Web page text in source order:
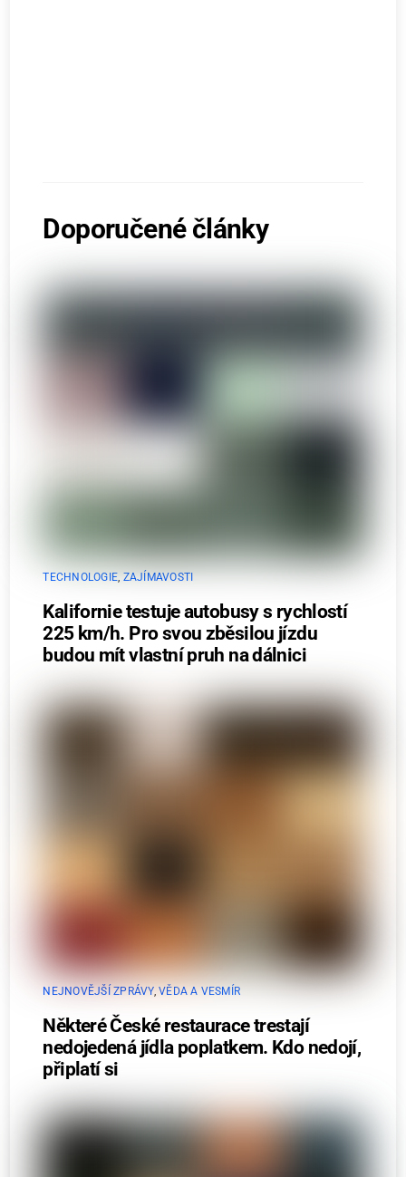
Doporučené články
TECHNOLOGIE, ZAJÍMAVOSTI
Kalifornie testuje autobusy s rychlostí
225 km/h. Pro svou zběsilou jízdu
budou mít vlastní pruh na dálnici
NEJNOVĚJŠÍ ZPRÁVY,VĚDA A VESMÍR
Některé České restaurace trestají
nedojedená jídla poplatkem. Kdo nedojí,
připlatí si